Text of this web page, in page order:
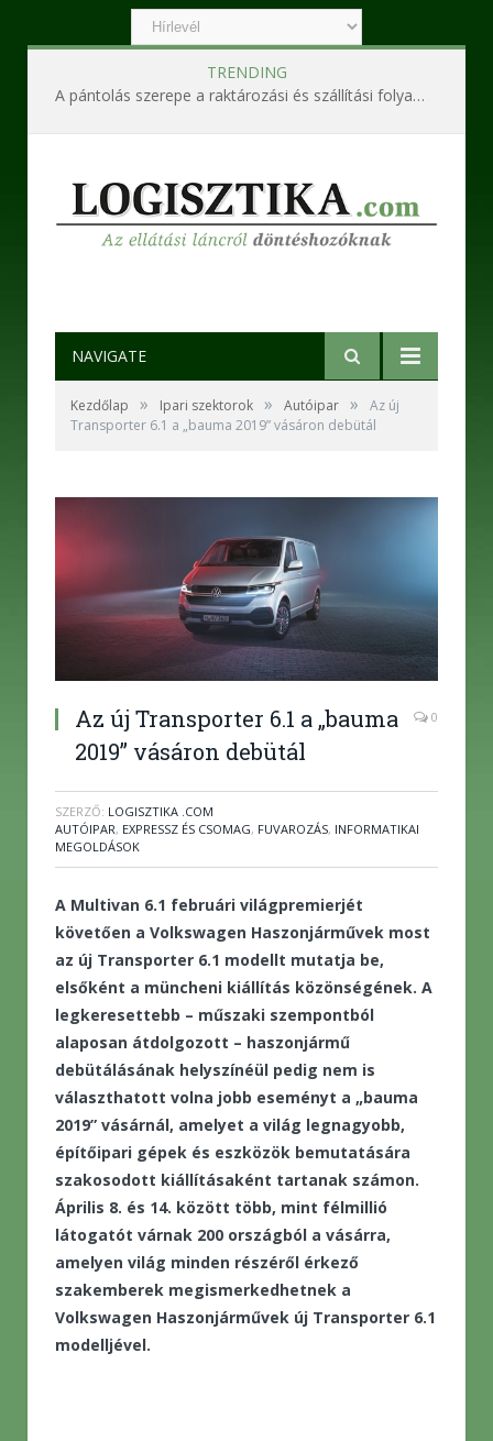
TRENDING
A pántolás szerepe a raktározási és szállítási folyamatokban
NAVIGATE
Kezdőlap » Ipari szektorok » Autóipar »
Az új
Transporter 6.1 a „bauma 2019” vásáron debütál
Az új Transporter 6.1 a „bauma
2019” vásáron debütál
0
SZERZŐ: LOGISZTIKA .COM
AUTÓIPAR, EXPRESSZ ÉS CSOMAG, FUVAROZÁS, INFORMATIKAI
MEGOLDÁSOK
A Multivan 6.1 februári világpremierjét
követően a Volkswagen Haszonjárművek most
az új Transporter 6.1 modellt mutatja be,
elsőként a müncheni kiállítás közönségének. A
legkeresettebb – műszaki szempontból
alaposan átdolgozott – haszonjármű
debütálásának helyszínéül pedig nem is
választhatott volna jobb eseményt a „bauma
2019” vásárnál, amelyet a világ legnagyobb,
építőipari gépek és eszközök bemutatására
szakosodott kiállításaként tartanak számon.
Április 8. és 14. között több, mint félmillió
látogatót várnak 200 országból a vásárra,
amelyen világ minden részéről érkező
szakemberek megismerkedhetnek a
Volkswagen Haszonjárművek új Transporter 6.1
modelljével.